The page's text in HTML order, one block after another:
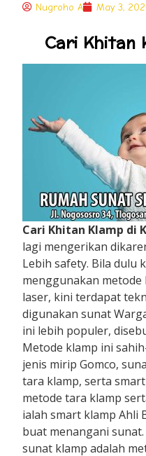
Nugroho A May 3,
Cari Khitan
Cari Khitan Klamp di
lagi mengerikan
Lebih safety. Bila dulu
menggunakan
laser, kini terdapat
digunakan sunat
ini lebih populer,
Metode klamp ini
jenis mirip Gomco,
tara klamp, serta
metode tara klamp
ialah smart klamp Ahli
buat menangani
sunat klamp adalah